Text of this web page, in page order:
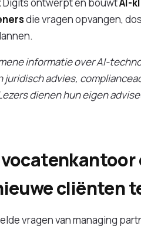
die vragen opvangen,
informatie over AI-
advies,
dienen hun eigen
cliënten
vragen van managing